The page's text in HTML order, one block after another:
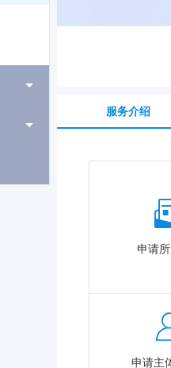
服务介绍
申请
申请主